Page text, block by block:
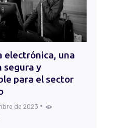
electrónica, una
segura y
para el sector
de 2023